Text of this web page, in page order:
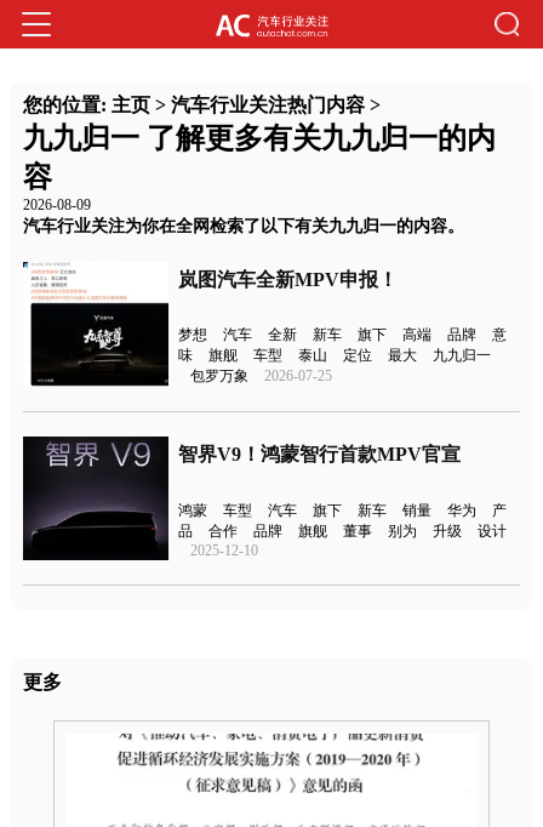
您的位置: 主页> 汽车行业关注热门内容>
九九归一 了解更多有关九九归一的内
容
2026-08-09
汽车行业关注为你在全网检索了以下有关九九归一的内容。
岚图汽车全新MPV申报！
梦想 汽车 全新 新车 旗下 高端 品牌
意
味
旗舰 车型 泰山 定位 最大
九九归一
包罗万象
2026-07-25
智界V9！鸿蒙智行首款MPV官宣
鸿蒙 车型 汽车 旗下 新车 销量 华为
产
品
合作 品牌 旗舰 董事 别为 升级
设计
2025-12-10
更多